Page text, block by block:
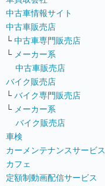
中古車情報サイト
中古車販売店
└ 中古車専門販売店
└ メーカー系
中古車販売店
バイク販売店
└ バイク専門販売店
└ メーカー系
バイク販売店
車検
カーメンテナンスサービス
カフェ
定額制動画配信サービス